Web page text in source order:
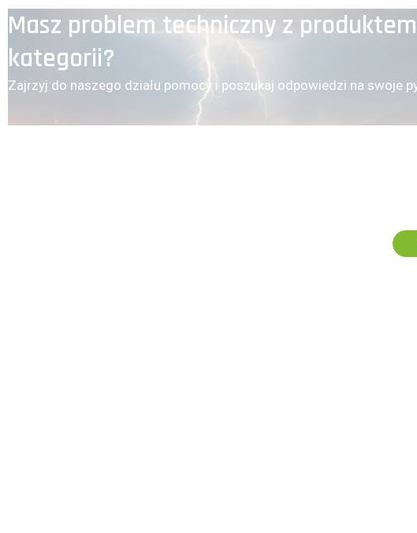
Masz problem techniczny z
kategorii?
Zajrzyj do naszego działu pomocy i poszukaj odpowiedzi na swoje